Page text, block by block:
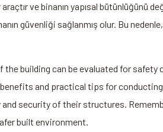
ve binanın yapısal bütünlüğünü
güvenliği sağlanmış ‌olur.⁢ Bu
building can be evaluated ‍for
and practical tips for
security ⁣of their structures.
built environment.